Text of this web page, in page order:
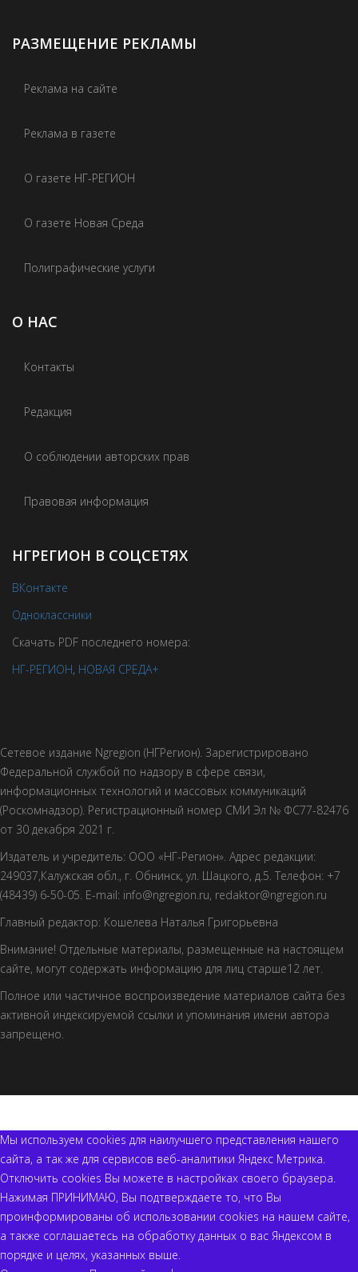
РАЗМЕЩЕНИЕ РЕКЛАМЫ
Реклама на сайте
Реклама в газете
О газете НГ-РЕГИОН
О газете Новая Среда
Полиграфические услуги
О НАС
Контакты
Редакция
О соблюдении авторских прав
Правовая информация
НГРЕГИОН В СОЦСЕТЯХ
ВКонтакте
Одноклассники
Скачать PDF последнего номера:
НГ-РЕГИОН, НОВАЯ СРЕДА+
Сетевое издание Ngregion (НГРегион). Зарегистрировано
Федеральной службой по надзору в сфере связи,
информационных технологий и массовых коммуникаций
(Роскомнадзор). Регистрационный номер СМИ Эл № ФС77-82476
от 30 декабря 2021 г.
Издатель и учредитель: ООО «НГ-Регион». Адрес редакции:
249037,Калужская обл., г. Обнинск, ул. Шацкого, д.5. Телефон: +7
(48439) 6-50-05. E-mail: info@ngregion.ru, redaktor@ngregion.ru
Главный редактор: Кошелева Наталья Григорьевна
Внимание! Отдельные материалы, размещенные на настоящем
сайте, могут содержать информацию для лиц старше12 лет.
Полное или частичное воспроизведение материалов сайта без
активной индексируемой ссылки и упоминания имени автора
запрещено.
Мы используем cookies для наилучшего представления нашего
сайта, а так же для сервисов веб-аналитики Яндекс Метрика.
Отключить cookies Вы можете в настройках своего браузера.
Нажимая ПРИНИМАЮ, Вы подтверждаете то, что Вы
проинформированы об использовании cookies на нашем сайте,
а также соглашаетесь на обработку данных о вас Яндексом в
порядке и целях, указанных выше.